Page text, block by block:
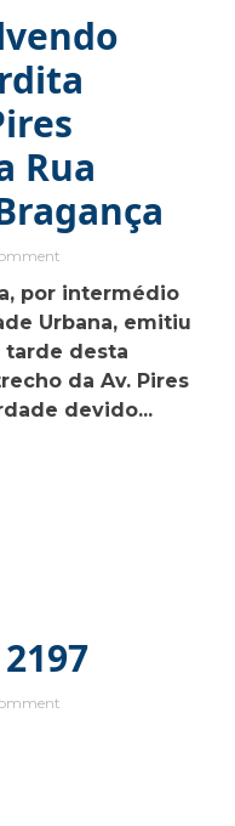
Rua
on
envolvendo
caminhão
interdita
trecho
da
Av.
por intermédio
Urbana, emitiu
tarde desta
da Av. Pires
devido...
on